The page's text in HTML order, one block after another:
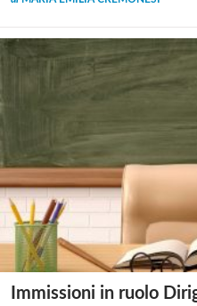
Immissioni in ruolo